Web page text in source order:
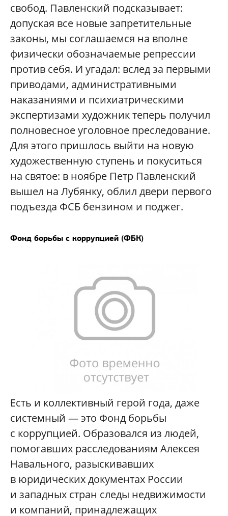
свобод. Павленский подсказывает:
допуская все новые запретительные
законы, мы соглашаемся на вполне
физически обозначаемые репрессии
против себя. И угадал: вслед за первыми
приводами, административными
наказаниями и психиатрическими
экспертизами художник теперь получил
полновесное уголовное преследование.
Для этого пришлось выйти на новую
художественную ступень и покуситься
на святое: в ноябре Петр Павленский
вышел на Лубянку, облил двери первого
подъезда ФСБ бензином и поджег.
Фонд борьбы с коррупцией (ФБК)
Есть и коллективный герой года, даже
системный — это Фонд борьбы
с коррупцией. Образовался из людей,
помогавших расследованиям Алексея
Навального, разыскивавших
в юридических документах России
и западных стран следы недвижимости
и компаний, принадлежащих